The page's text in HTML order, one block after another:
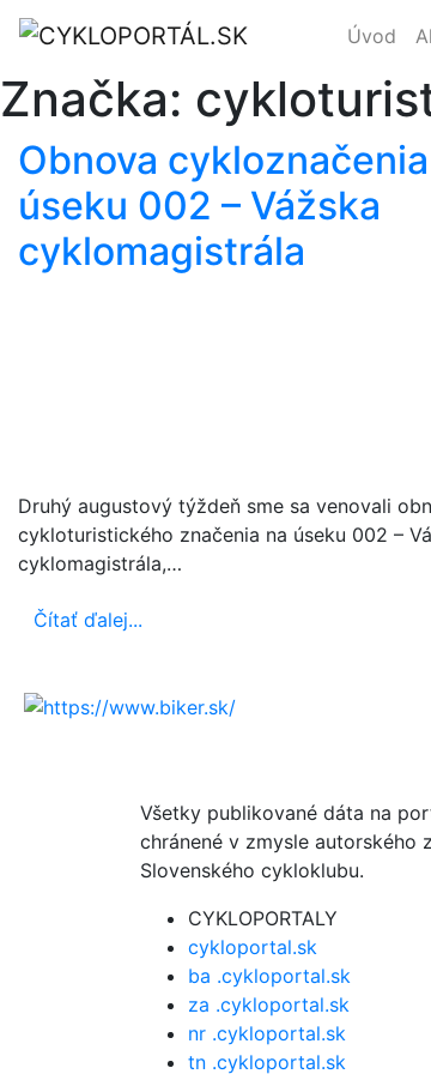
Úvod
Značka:
Obnova
úseku 002 – Vážska
cyklomagistrála
Druhý augustový týždeň sme sa venovali
cykloturistického značenia na úseku 002 –
cyklomagistrála,…
Čítať ďalej...
Všetky publikované dáta na
chránené v zmysle autorského
Slovenského cykloklubu.
CYKLOPORTALY
cykloportal.sk
ba .cykloportal.sk
za .cykloportal.sk
nr .cykloportal.sk
tn .cykloportal.sk